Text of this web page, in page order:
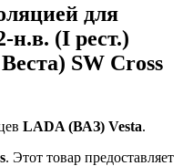
для
н.в. (I рест.)
SW Cross
LADA (ВАЗ) Vesta.
. Этот товар предоставляет